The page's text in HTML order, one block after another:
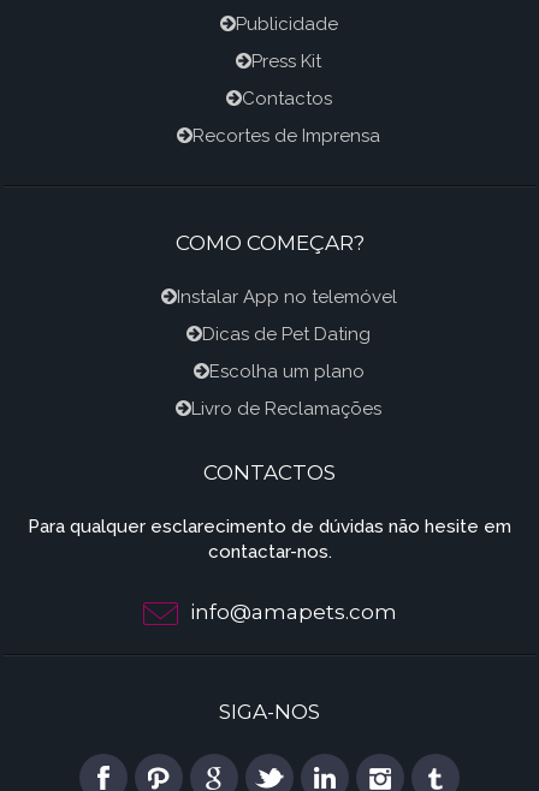
Publicidade
Press Kit
Contactos
Recortes de Imprensa
COMO COMEÇAR?
Instalar App no telemóvel
Dicas de Pet Dating
Escolha um plano
Livro de Reclamações
CONTACTOS
Para qualquer esclarecimento de dúvidas não hesite em
contactar-nos.
info@amapets.com
SIGA-NOS